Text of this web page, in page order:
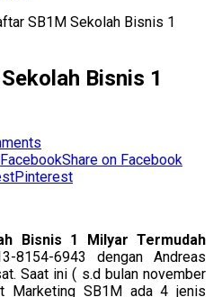
SB1M Sekolah Bisnis 1
Bisnis 1
Share on Facebook
Pinterest
Bisnis 1 Milyar Termudah
8154-6943 dengan Andreas
Saat ini ( s.d bulan november
Marketing SB1M ada 4 jenis